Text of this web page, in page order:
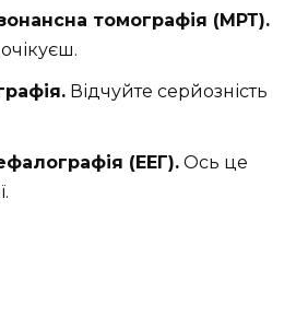
томографія (МРТ).
Відчуйте серйозність
(ЕЕГ). Ось це